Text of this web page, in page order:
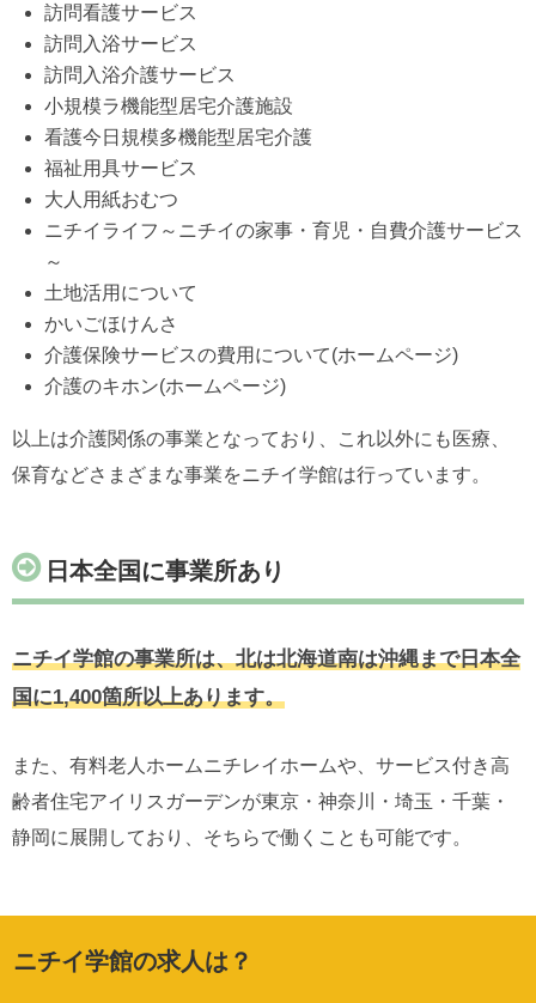
訪問看護サービス
訪問入浴サービス
訪問入浴介護サービス
小規模ラ機能型居宅介護施設
看護今日規模多機能型居宅介護
福祉用具サービス
大人用紙おむつ
ニチイライフ～ニチイの家事・育児・自費介護サービス
～
土地活用について
かいごほけんさ
介護保険サービスの費用について(ホームページ)
介護のキホン(ホームページ)
以上は介護関係の事業となっており、これ以外にも医療、
保育などさまざまな事業をニチイ学館は行っています。
日本全国に事業所あり
ニチイ学館の事業所は、北は北海道南は沖縄まで日本全
国に1,400箇所以上あります。
また、有料老人ホームニチレイホームや、サービス付き高
齢者住宅アイリスガーデンが東京・神奈川・埼玉・千葉・
静岡に展開しており、そちらで働くことも可能です。
ニチイ学館の求人は？